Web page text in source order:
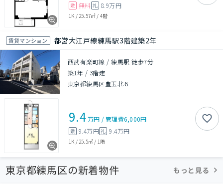
敷 無料 礼 8.9万円
1K / 25.57㎡ / 4階
賃貸マンション 都営大江戸線練馬駅3階建築2年
西武有楽町線 / 練馬駅 徒歩7分
築1年 / 3階建
東京都練馬区豊玉北６
9.4万円 /管理費6,000円
敷 9.4万円礼 9.4万円
1K / 25.5㎡ / 1階
東京都練馬区の新着物件 もっと見る